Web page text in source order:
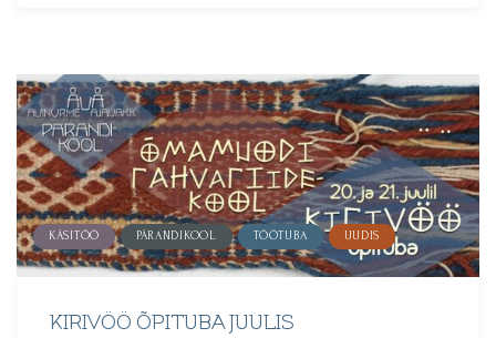
KÄSITÖÖ PÄRANDIKOOL TÖÖTUBA UUDIS
KIRIVÖÖ ÕPITUBA JUULIS